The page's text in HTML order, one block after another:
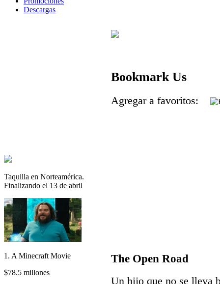
Descargas
Taquilla en Norteamérica.
Finalizando el 13 de abril
1. A Minecraft Movie
$78.5 millones
Bookmark Us
Agregar a favoritos:
The Open Road
Un hijo que no se lleva